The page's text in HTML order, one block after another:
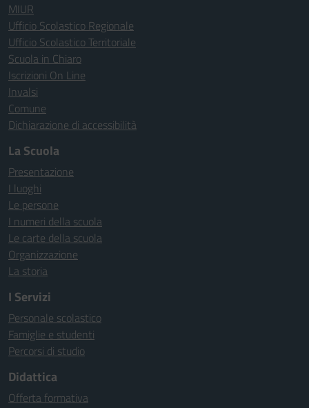
MIUR
Ufficio Scolastico Regionale
Ufficio Scolastico Territoriale
Scuola in Chiaro
Iscrizioni On Line
Invalsi
Comune
Dichiarazione di accessibilità
La Scuola
Presentazione
I luoghi
Le persone
I numeri della scuola
Le carte della scuola
Organizzazione
La storia
I Servizi
Personale scolastico
Famiglie e studenti
Percorsi di studio
Didattica
Offerta formativa